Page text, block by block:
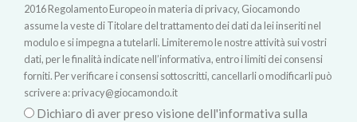
2016 Regolamento Europeo in materia di privacy, Giocamondo
assume la veste di Titolare del trattamento dei dati da lei inseriti nel
modulo e si impegna a tutelarli. Limiteremo le nostre attività sui vostri
dati, per le finalità indicate nell’informativa, entro i limiti dei consensi
forniti. Per verificare i consensi sottoscritti, cancellarli o modificarli può
scrivere a:privacy@giocamondo.it
Dichiaro di aver preso visione dell'informativa sulla